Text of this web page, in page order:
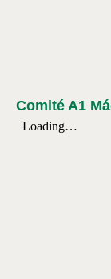
Comité A1